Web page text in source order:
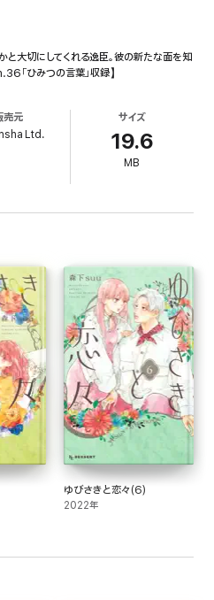
と大切にしてくれる逸臣。彼の新たな面を知
「ひみつの言葉」収録】
売元
Ltd.
サイズ
19.6
MB
ゆびさきと恋々(6)
2022年